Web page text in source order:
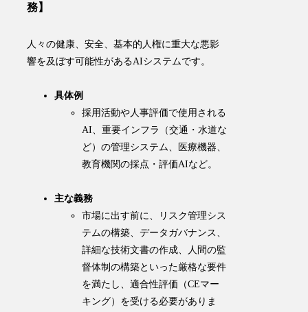
務】
人々の健康、安全、基本的人権に重大な悪影
響を及ぼす可能性があるAIシステムです。
具体例
採用活動や人事評価で使用される
AI、重要インフラ（交通・水道な
ど）の管理システム、医療機器、
教育機関の採点・評価AIなど。
主な義務
市場に出す前に、リスク管理シス
テムの構築、データガバナンス、
詳細な技術文書の作成、人間の監
督体制の構築といった厳格な要件
を満たし、適合性評価（CEマー
キング）を受ける必要がありま